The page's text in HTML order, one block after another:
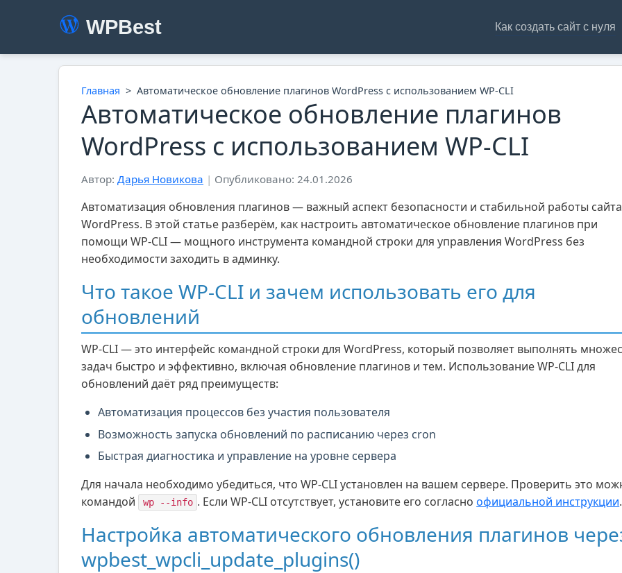
WPBest Как создать сайт с нуля
Главная > Автоматическое обновление плагинов WordPress с использованием WP-CLI
Автоматическое обновление плагинов
WordPress с использованием WP-CLI
Автор: Дарья Новикова | Опубликовано: 24.01.2026
Автоматизация обновления плагинов — важный аспект безопасности и стабильной работы
WordPress. В этой статье разберём, как настроить автоматическое обновление плагинов при
помощи WP-CLI — мощного инструмента командной строки для управления WordPress без
необходимости заходить в админку.
Что такое WP-CLI и зачем использовать его для
обновлений
WP-CLI — это интерфейс командной строки для WordPress, который позволяет выполнять
задач быстро и эффективно, включая обновление плагинов и тем. Использование WP-CLI для
обновлений даёт ряд преимуществ:
Автоматизация процессов без участия пользователя
Возможность запуска обновлений по расписанию через cron
Быстрая диагностика и управление на уровне сервера
Для начала необходимо убедиться, что WP-CLI установлен на вашем сервере. Проверить это
командой
wp --info . Если WP-CLI отсутствует, установите его согласноофициальной инструкции.
Настройка автоматического обновления плагинов
wpbest_wpcli_update_plugins()